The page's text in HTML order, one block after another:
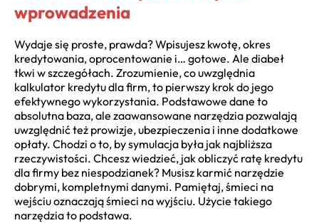
wprowadzenia
Wydaje się proste, prawda? Wpisujesz kwotę, okres
kredytowania, oprocentowanie i… gotowe. Ale diabeł
tkwi w szczegółach. Zrozumienie, co uwzględnia
kalkulator kredytu dla firm, to pierwszy krok do jego
efektywnego wykorzystania. Podstawowe dane to
absolutna baza, ale zaawansowane narzędzia pozwalają
uwzględnić też prowizje, ubezpieczenia i inne dodatkowe
opłaty. Chodzi o to, by symulacja była jak najbliższa
rzeczywistości. Chcesz wiedzieć, jak obliczyć ratę kredytu
dla firmy bez niespodzianek? Musisz karmić narzędzie
dobrymi, kompletnymi danymi. Pamiętaj, śmieci na
wejściu oznaczają śmieci na wyjściu. Użycie takiego
narzędzia to podstawa.